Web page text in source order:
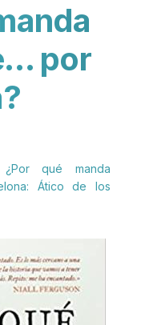
por
qué manda
Ático de los